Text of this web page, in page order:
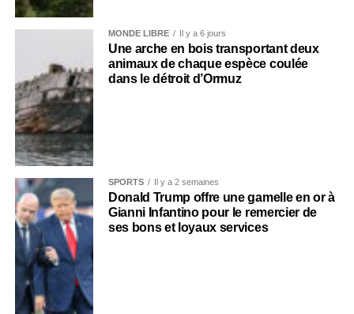
MONDE LIBRE Il y a 6 jours
Une arche en bois transportant deux
animaux de chaque espèce coulée
dans le détroit d’Ormuz
SPORTS Il y a 2 semaines
Donald Trump offre une gamelle en or à
Gianni Infantino pour le remercier de
ses bons et loyaux services